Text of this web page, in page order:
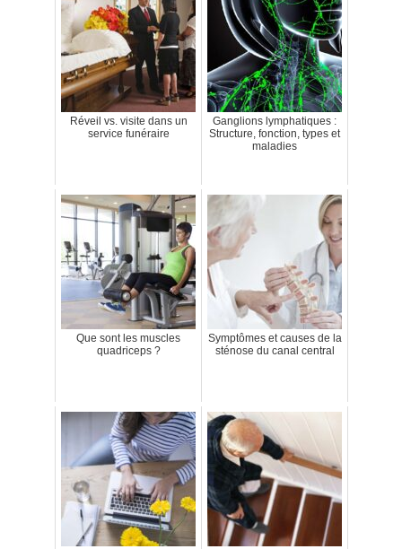
Réveil vs. visite dans un
service funéraire
Ganglions lymphatiques :
Structure, fonction, types et
maladies
Que sont les muscles
quadriceps ?
Symptômes et causes de la
sténose du canal central